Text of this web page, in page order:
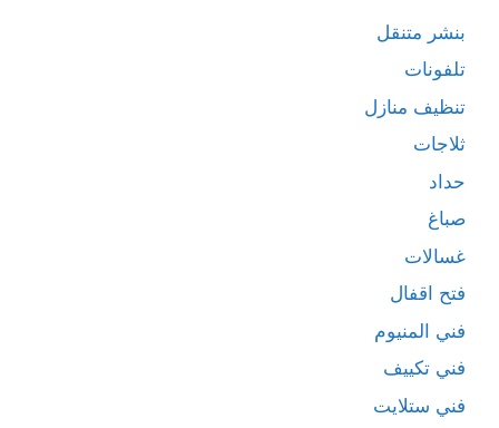
بنشر متنقل
تلفونات
تنظيف منازل
ثلاجات
حداد
صباغ
غسالات
فتح اقفال
فني المنيوم
فني تكييف
فني ستلايت